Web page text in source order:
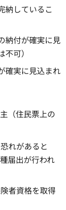
納しているこ
納付が確実に見
可）
確実に見込まれ
（住民票上の
れがあると
届出が行われ
者資格を取得